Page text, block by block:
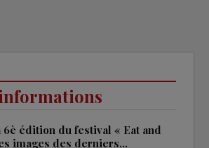
édition du festival « Eat and
images des derniers…